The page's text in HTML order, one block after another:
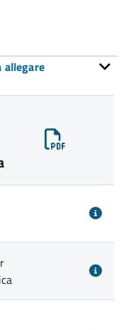
allegare